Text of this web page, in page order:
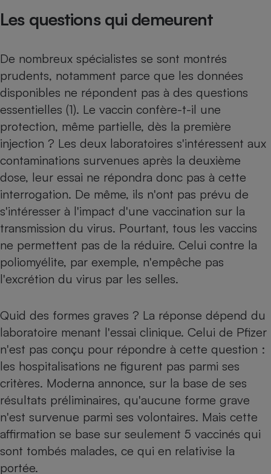
Les questions qui demeurent
De nombreux spécialistes se sont montrés
prudents, notamment parce que les données
disponibles ne répondent pas à des questions
essentielles (1). Le vaccin confère-t-il une
protection, même partielle, dès la première
injection ? Les deux laboratoires s'intéressent aux
contaminations survenues après la deuxième
dose, leur essai ne répondra donc pas à cette
interrogation. De même, ils n'ont pas prévu de
s'intéresser à l'impact d'une vaccination sur la
transmission du virus. Pourtant, tous les vaccins
ne permettent pas de la réduire. Celui contre la
poliomyélite, par exemple, n'empêche pas
l'excrétion du virus par les selles.
Quid des formes graves ? La réponse dépend du
laboratoire menant l'essai clinique. Celui de Pfizer
n'est pas conçu pour répondre à cette question :
les hospitalisations ne figurent pas parmi ses
critères. Moderna annonce, sur la base de ses
résultats préliminaires, qu'aucune forme grave
n'est survenue parmi ses volontaires. Mais cette
affirmation se base sur seulement 5 vaccinés qui
sont tombés malades, ce qui en relativise la
portée.